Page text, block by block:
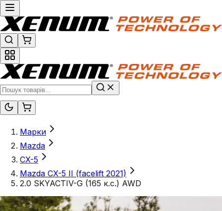
Марки
Mazda
CX-5
Mazda CX-5 II (facelift 2021)
2.0 SKYACTIV-G (165 к.с.) AWD